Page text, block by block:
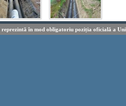
în mod obligatoriu poziția oficială a